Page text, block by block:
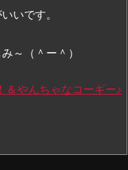
いです。
～（＾ー＾）
＆やんちゃなコーギー♪